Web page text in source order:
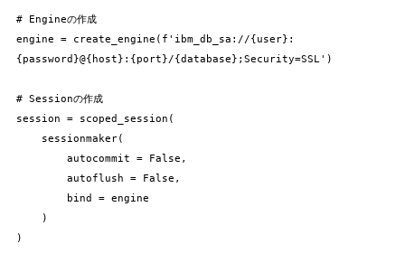
# Engineの作成
engine = create_engine(f'ibm_db_sa://{user}:
{password}@{host}:{port}/{database};Security=SSL')
# Sessionの作成
session = scoped_session(
)